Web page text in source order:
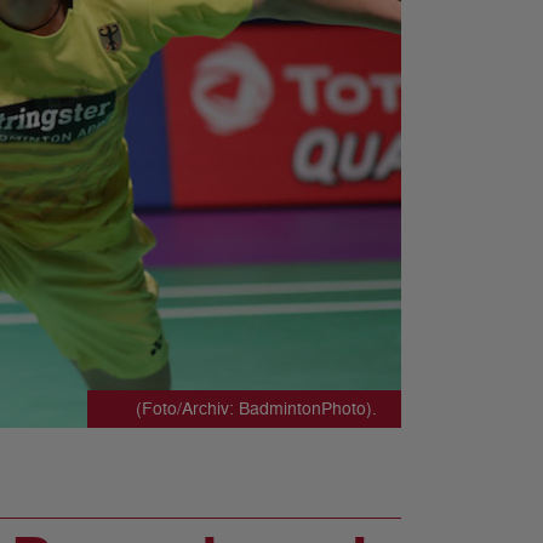
(Foto/Archiv: BadmintonPhoto).